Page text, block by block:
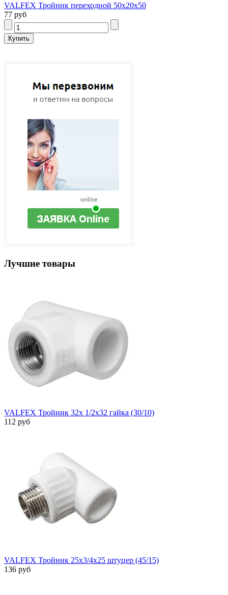
VALFEX Тройник переходной 50х20х50
77 руб
Лучшие товары
VALFEX Тройник 32х 1/2х32 гайка (30/10)
112 руб
VALFEX Тройник 25х3/4х25 штуцер (45/15)
136 руб